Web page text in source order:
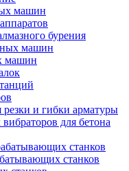
машин
бурения
машин
машин
резки и гибки арматуры
для бетона
станков
станков